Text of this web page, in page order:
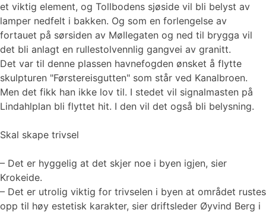
et viktig element, og Tollbodens sjøside vil bli belyst av
lamper nedfelt i bakken. Og som en forlengelse av
fortauet på sørsiden av Møllegaten og ned til brygga vil
det bli anlagt en rullestolvennlig gangvei av granitt.
Det var til denne plassen havnefogden ønsket å flytte
skulpturen "Førstereisgutten" som står ved Kanalbroen.
Men det fikk han ikke lov til. I stedet vil signalmasten på
Lindahlplan bli flyttet hit. I den vil det også bli belysning.
Skal skape trivsel
– Det er hyggelig at det skjer noe i byen igjen, sier
Krokeide.
– Det er utrolig viktig for trivselen i byen at området rustes
opp til høy estetisk karakter, sier driftsleder Øyvind Berg i